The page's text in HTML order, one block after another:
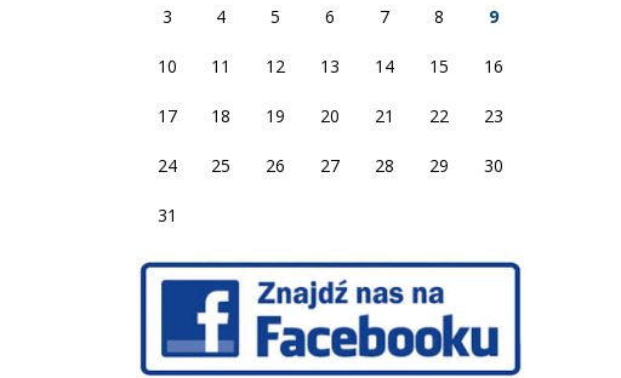
3 4 5 6 7 8 9
10 11 12 13 14 15 16
17 18 19 20 21 22 23
24 25 26 27 28 29 30
31
Facebook